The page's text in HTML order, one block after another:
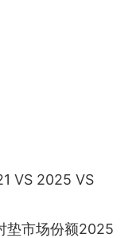
VS 2025 VS
垫市场份额2025